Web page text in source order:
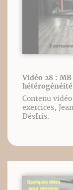
Vidéo 28 :
hétérogénéité
Contenu
exercices,
DésIris.